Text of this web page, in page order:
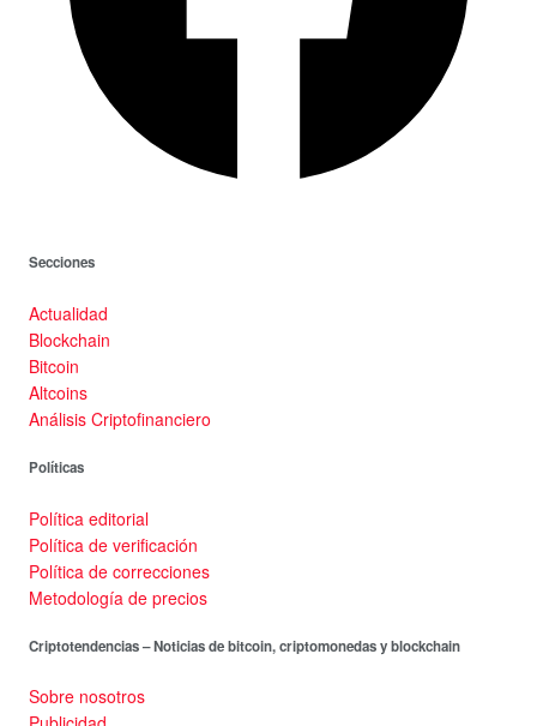
Secciones
Actualidad
Blockchain
Bitcoin
Altcoins
Análisis Criptofinanciero
Políticas
Política editorial
Política de verificación
Política de correcciones
Metodología de precios
Criptotendencias – Noticias de bitcoin, criptomonedas y blockchain
Sobre nosotros